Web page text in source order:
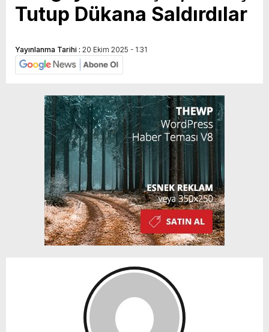
Tutup Dükana Saldırdılar
Yayınlanma Tarihi : 20 Ekim 2025 - 1:31